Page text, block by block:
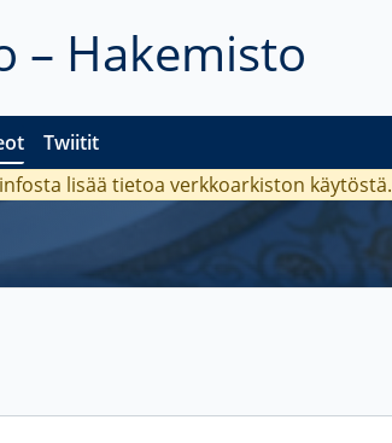
– Hakemisto
Twiitit
infosta lisää tietoa verkkoarkiston käytöstä.